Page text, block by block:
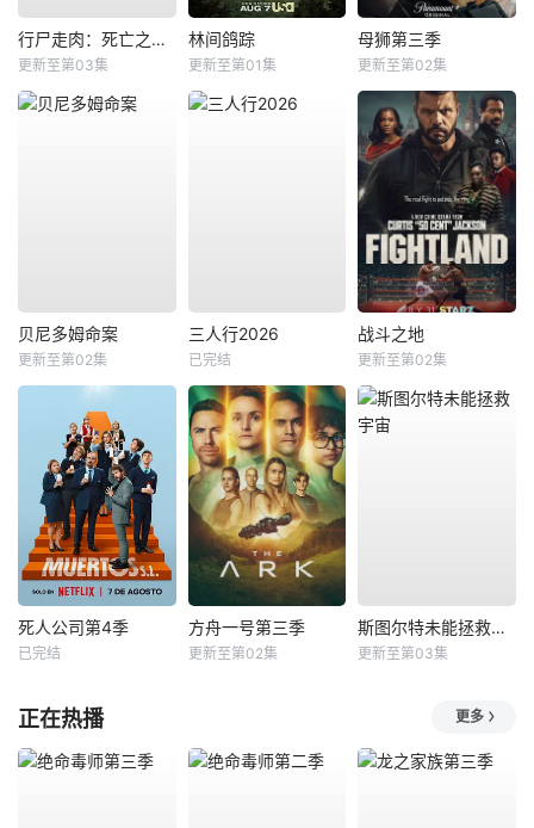
行尸走肉：死亡之城第三季
更新至第03集
林间鸽踪
更新至第01集
母狮第三季
更新至第02集
贝尼多姆命案
更新至第02集
三人行2026
已完结
战斗之地
更新至第02集
死人公司第4季
已完结
方舟一号第三季
更新至第02集
斯图尔特未能拯救宇宙
更新至第03集
正在热播 更多